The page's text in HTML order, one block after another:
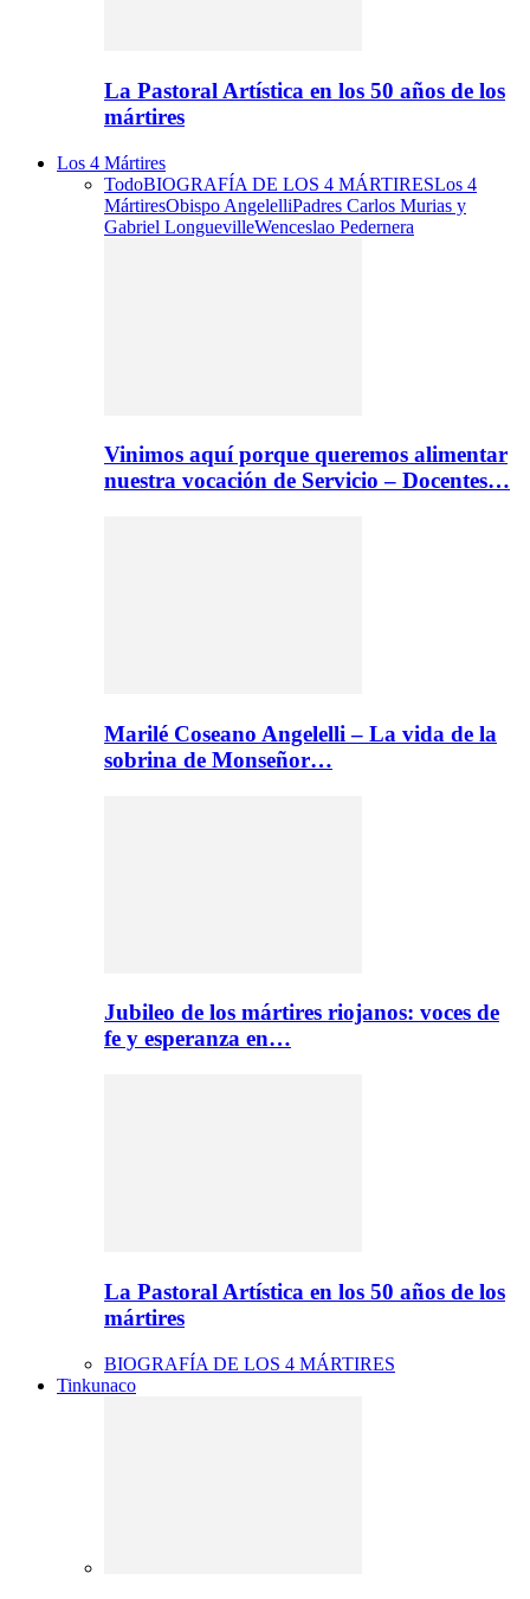
La Pastoral Artística en los 50 años de los
mártires
Los 4 Mártires
TodoBIOGRAFÍA DE LOS 4 MÁRTIRESLos 4
MártiresObispo AngelelliPadres Carlos Murias y
Gabriel LonguevilleWenceslao Pedernera
Vinimos aquí porque queremos alimentar
nuestra vocación de Servicio – Docentes…
Marilé Coseano Angelelli – La vida de la
sobrina de Monseñor…
Jubileo de los mártires riojanos: voces de
fe y esperanza en…
La Pastoral Artística en los 50 años de los
mártires
BIOGRAFÍA DE LOS 4 MÁRTIRES
Tinkunaco